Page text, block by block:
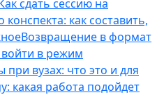
сдать сессию на
как составить,
Возвращение в формат
войти в режим
при вузах: что это и для
какая работа подойдет